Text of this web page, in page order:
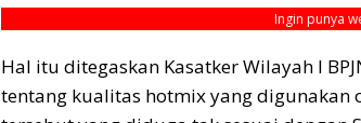
Ingin punya
Hal itu ditegaskan Kasatker Wilayah I
tentang kualitas hotmix yang digunakan